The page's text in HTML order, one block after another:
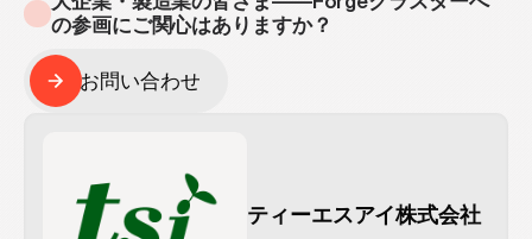
の参画にご関心はありますか？
お問い合わせ
ティーエスアイ株式会社